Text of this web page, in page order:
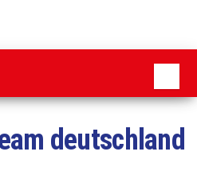
deutschland